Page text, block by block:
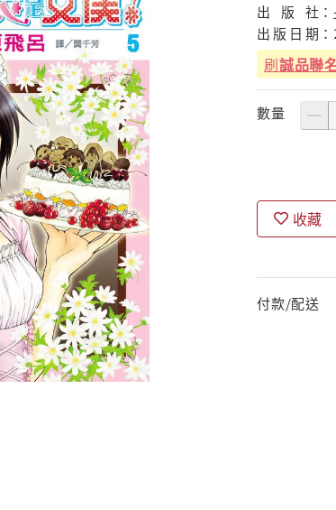
出
版 社：
出 版 日 期：
刷誠品聯
數量
收藏
付款/配送